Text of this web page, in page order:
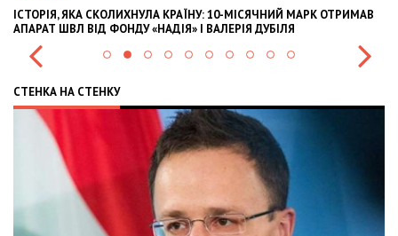
ІСТОРІЯ, ЯКА СКОЛИХНУЛА КРАЇНУ: 10-МІСЯЧНИЙ МАРК ОТРИМАВ
АПАРАТ ШВЛ ВІД ФОНДУ «НАДІЯ» І ВАЛЕРІЯ ДУБІЛЯ
СТЕНКА НА СТЕНКУ